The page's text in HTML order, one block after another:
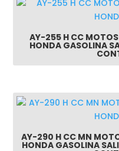
AY-255 H CC
HONDA GASOLINA
AY-290 H CC MN
HONDA GASOLINA